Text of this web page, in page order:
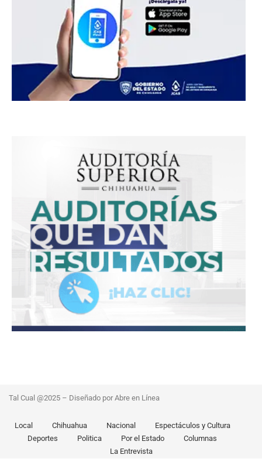
Tal Cual @2025 – Diseñado por Abre en Línea
Local Chihuahua Nacional
Espectáculos y Cultura
Deportes
Politica Por el Estado
Columnas
La Entrevista